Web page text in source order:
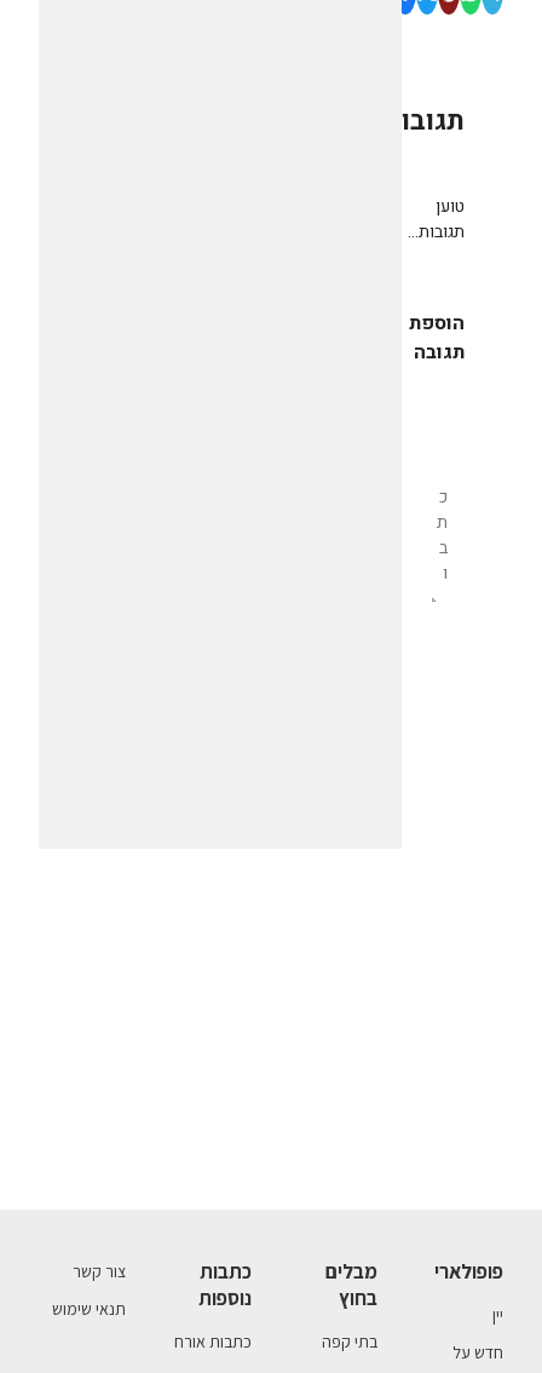
תגובות
טוען
תגובות...
הוספת
תגובה
פופולארי
יין
חדש על
מבלים
בחוץ
בתי קפה
כתבות
נוספות
כתבות אורח
צור קשר
תנאי שימוש